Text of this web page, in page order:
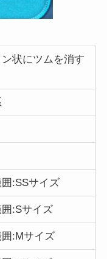
状にツムを消す
:SSサイズ
:Sサイズ
:Mサイズ